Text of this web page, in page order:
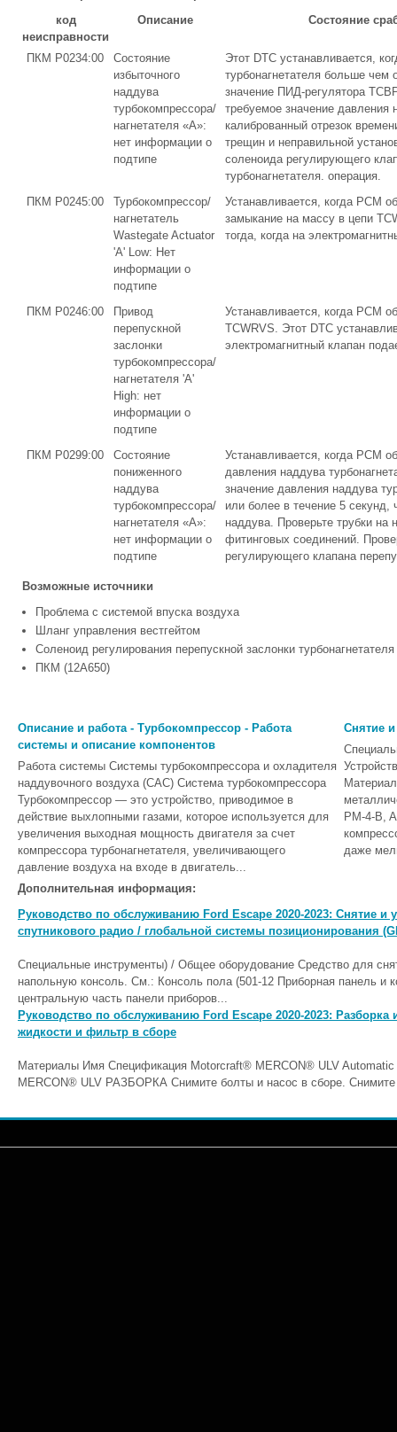
код
неисправности
Описание Состояние
ПКМ P0234:00
Состояние
избыточного
наддува
турбокомпрессора/
нагнетателя «A»:
нет информации о
подтипе
Этот DTC устанавливается,
турбонагнетателя больше чем
значение ПИД-регулятора
требуемое значение давления
калиброванный отрезок
трещин и неправильной
соленоида регулирующего
турбонагнетателя. операция.
ПКМ P0245:00
Турбокомпрессор/
нагнетатель
Wastegate Actuator
'A' Low: Нет
информации о
подтипе
Устанавливается, когда PCM
замыкание на массу в цепи
тогда, когда на
ПКМ P0246:00
Привод
перепускной
заслонки
турбокомпрессора/
нагнетателя 'A'
High: нет
информации о
подтипе
Устанавливается, когда PCM
TCWRVS. Этот DTC
электромагнитный клапан
ПКМ P0299:00
Состояние
пониженного
наддува
турбокомпрессора/
нагнетателя «A»:
нет информации о
подтипе
Устанавливается, когда PCM
давления наддува
значение давления наддува
или более в течение 5 секунд,
наддува. Проверьте трубки
фитинговых соединений.
регулирующего клапана
Возможные источники
Проблема с системой впуска воздуха
Шланг управления вестгейтом
Соленоид регулирования перепускной заслонки
ПКМ (12А650)
Описание и работа - Турбокомпрессор - Работа
системы и описание компонентов
Работа системы Системы турбокомпрессора и охладителя
наддувочного воздуха (CAC) Система турбокомпрессора
Турбокомпрессор — это устройство, приводимое в
действие выхлопными газами, которое используется для
увеличения выходная мощность двигателя за счет
компрессора турбонагнетателя, увеличивающего
давление воздуха на входе в двигатель...
Снятие и
PM-4-B,
даже
Дополнительная информация:
Руководство по обслуживанию Ford Escape 2020-2023: Снятие и
спутникового радио / глобальной системы позиционирования
Специальные инструменты) / Общее оборудование Средство для
напольную консоль. См.: Консоль пола (501-12 Приборная панель и
центральную часть панели приборов...
Руководство по обслуживанию Ford Escape 2020-2023:
жидкости и фильтр в сборе
Материалы Имя Спецификация Motorcraft® MERCON® ULV Automatic
MERCON® ULV РАЗБОРКА Снимите болты и насос в сборе.